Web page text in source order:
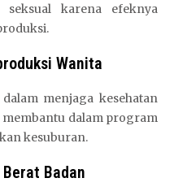
karena efeknya
Wanita
menjaga kesehatan
dalam program
kesuburan.
Badan